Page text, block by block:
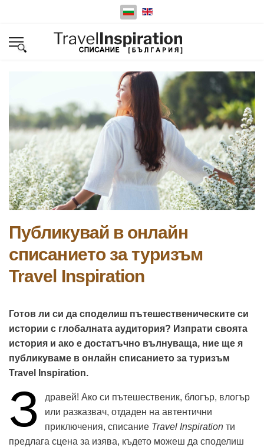
Изберете език
Публикувай в онлайн
списанието за туризъм
Travel Inspiration
Готов ли си да споделиш пътешественическите си
истории с глобалната аудитория? Изпрати своята
история и ако е достатъчно вълнуваща, ние ще я
публикуваме в онлайн списанието за туризъм
Travel Inspiration.
З
дравей! Ако си пътешественик, блогър, влогър
или разказвач, отдаден на автентични
приключения, списание Travel Inspiration ти
предлага сцена за изява, където можеш да споделиш